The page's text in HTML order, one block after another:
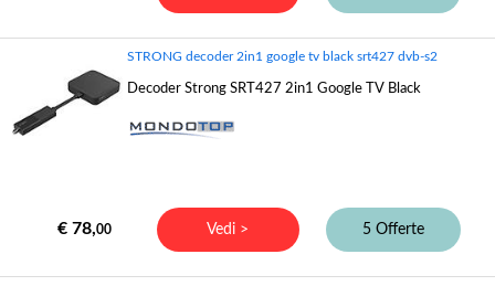
STRONG decoder 2in1 google tv black srt427 dvb-s2
Decoder Strong SRT427 2in1 Google TV Black
€ 78,00 Vedi > 5 Offerte